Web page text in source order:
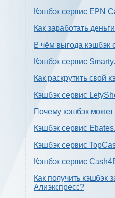
Кэшбэк сервис EPN
Как заработать
В чём выгода кэшбэк
Кэшбэк сервис
Как раскрутить свой
Кэшбэк сервис
Почему кэшбэк может
Кэшбэк сервис
Кэшбэк сервис
Кэшбэк сервис
Как получить кэшбэк
Алиэкспресс?